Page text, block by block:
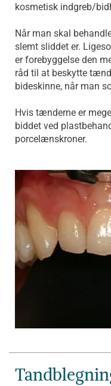
kosmetisk indgreb/
Når man skal
slemt sliddet er.
er forebyggelse den
råd til at beskytte
bideskinne, når man
Hvis tænderne er
biddet ved
porcelænskroner.